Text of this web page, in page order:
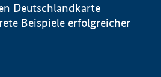
Deutschlandkarte
Beispiele erfolgreicher